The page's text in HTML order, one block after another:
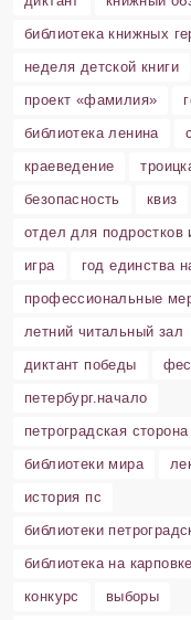
библиотека книжных
неделя детской книги
проект «фамилия»
библиотека ленина
краеведение
безопасность
квиз
отдел для
игра
год единства
профессиональные
летний читальный зал
диктант победы
петербург.начало
петроградская сторона
библиотеки мира
история пс
библиотеки
библиотека на карповке
конкурс
выборы